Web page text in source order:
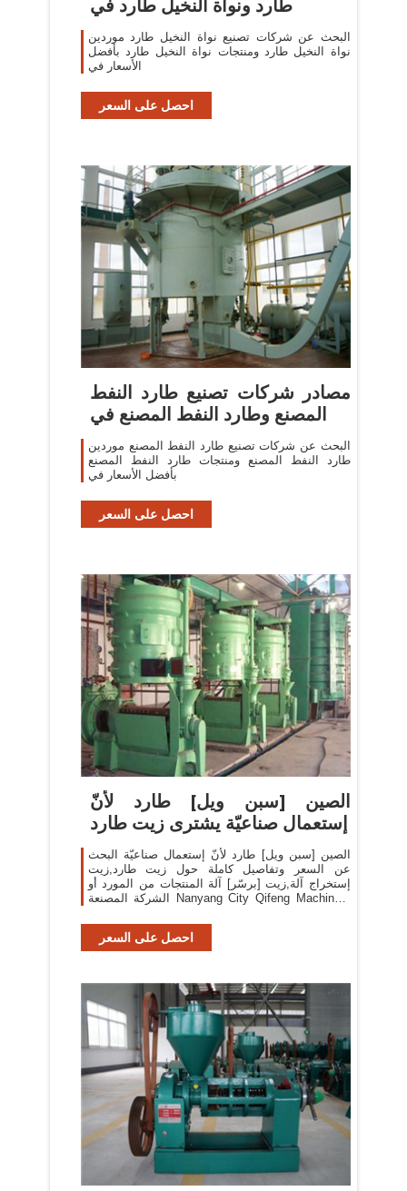
طارد ونواة النخيل طارد في
البحث عن شركات تصنيع نواة النخيل طارد موردين
نواة النخيل طارد ومنتجات نواة النخيل طارد بأفضل
الأسعار في
احصل على السعر
مصادر شركات تصنيع طارد النفط
المصنع وطارد النفط المصنع في
البحث عن شركات تصنيع طارد النفط المصنع موردين
طارد النفط المصنع ومنتجات طارد النفط المصنع
بأفضل الأسعار في
احصل على السعر
الصين [سبن ويل] طارد لأنّ
إستعمال صناعيّة يشترى زيت طارد
الصين [سبن ويل] طارد لأنّ إستعمال صناعيّة البحث
عن السعر وتفاصيل كاملة حول زيت طارد,زيت
إستخراج آلة,زيت [برسّر] آلة المنتجات من المورد أو
الشركة المصنعة Nanyang City Qifeng Machinery
احصل على السعر